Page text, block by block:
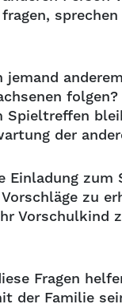
folgen?
der
zu
Vorschulkind
Fragen
der Familie